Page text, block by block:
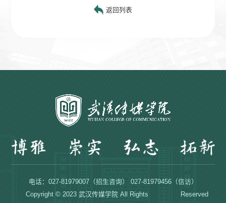
返回列表
电话：027-81979007（招生咨询） 027-81979456（信访）
Copyright © 2023 武汉传媒学院 All Rights Reserved